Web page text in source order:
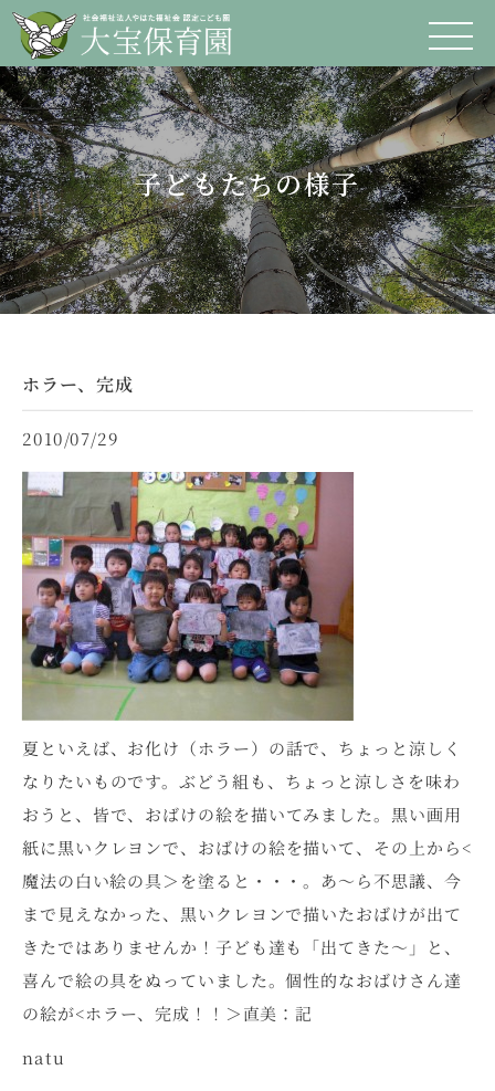
子どもたちの様子
ホラー、完成
2010/07/29
夏といえば、お化け（ホラー）の話で、ちょっと涼しく
なりたいものです。ぶどう組も、ちょっと涼しさを味わ
おうと、皆で、おばけの絵を描いてみました。黒い画用
紙に黒いクレヨンで、おばけの絵を描いて、その上から<
魔法の白い絵の具＞を塗ると・・・。あ～ら不思議、今
まで見えなかった、黒いクレヨンで描いたおばけが出て
きたではありませんか！子ども達も「出てきた～」と、
喜んで絵の具をぬっていました。個性的なおばけさん達
の絵が<ホラー、完成！！＞直美：記
natu